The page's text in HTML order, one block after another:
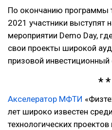
По окончанию программы
2021 участники выступят
мероприятии Demo Day,
свои проекты широкой
призовой
Акселератор МФТИ
лет широко известен
технологических